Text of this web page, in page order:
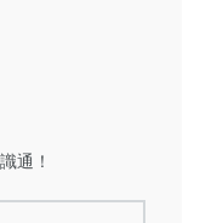
通！